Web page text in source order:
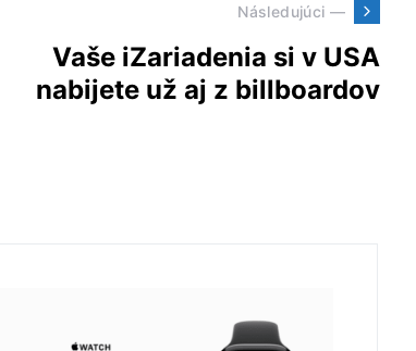
Následujúci —
Vaše iZariadenia si v USA
nabijete už aj z billboardov